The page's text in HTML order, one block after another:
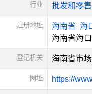
行业 批发和零
注册地址 海南省 海
海南省海
登记机关 海南省市
网址 https://